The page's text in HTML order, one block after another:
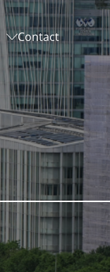
Contact